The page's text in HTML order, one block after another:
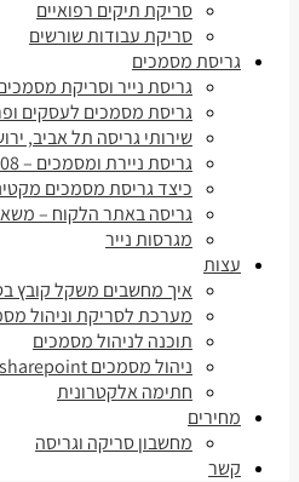
סריקת תיקים רפואיים
סריקת עבודות שורשים
גריסת מסמכים
גריסת נייר וסריקת
גריסת מסמכים לעסקים
שירותי גריסה תל אביב,
גריסת ניירת ומסמכים – 054-2488008
כיצד גריסת מסמכים
גריסה באתר הלקוח –
מגרסות נייר
עצות
איך מחשבים משקל קובץ
מערכת לסריקת וניהול
תוכנה לניהול מסמכים
ניהול מסמכים sharepoint
חתימה אלקטרונית
מחירים
מחשבון סריקה וגריסה
קשר